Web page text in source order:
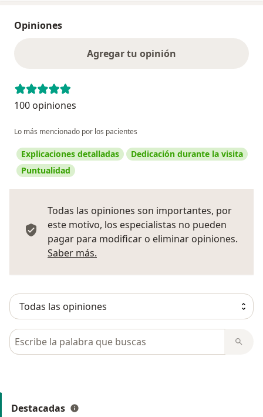
Opiniones
Agregar tu opinión
100 opiniones
Lo más mencionado por los pacientes
Explicaciones detalladas
Dedicación durante la visita
Puntualidad
Todas las opiniones son importantes, por
este motivo, los especialistas no pueden
pagar para modificar o eliminar opiniones.
Saber más.
Busca en opiniones
Destacadas